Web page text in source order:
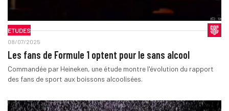
ETUDES
08/07/2025
Les fans de Formule 1 optent pour le sans alcool
Commandée par Heineken, une étude montre l'évolution du rapport
des fans de sport aux boissons alcoolisées.